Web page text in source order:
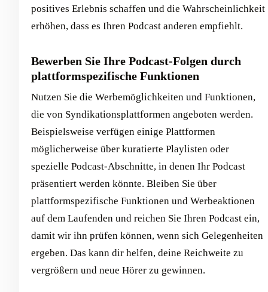
positives Erlebnis schaffen und die Wahrscheinlichkeit
erhöhen, dass es Ihren Podcast anderen empfiehlt.
Bewerben Sie Ihre Podcast-Folgen durch
plattformspezifische Funktionen
Nutzen Sie die Werbemöglichkeiten und Funktionen,
die von Syndikationsplattformen angeboten werden.
Beispielsweise verfügen einige Plattformen
möglicherweise über kuratierte Playlisten oder
spezielle Podcast-Abschnitte, in denen Ihr Podcast
präsentiert werden könnte. Bleiben Sie über
plattformspezifische Funktionen und Werbeaktionen
auf dem Laufenden und reichen Sie Ihren Podcast ein,
damit wir ihn prüfen können, wenn sich Gelegenheiten
ergeben. Das kann dir helfen, deine Reichweite zu
vergrößern und neue Hörer zu gewinnen.